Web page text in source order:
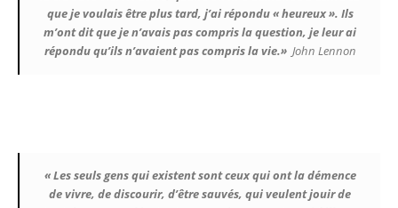
que je voulais être plus tard, j’ai répondu « heureux ». Ils
m’ont dit que je n’avais pas compris la question, je leur ai
répondu qu’ils n’avaient pas compris la vie.»John Lennon
« Les seuls gens qui existent sont ceux qui ont la démence
de vivre, de discourir, d’être sauvés, qui veulent jouir de